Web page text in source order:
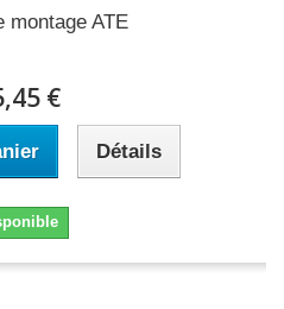
montage ATE
€
Détails